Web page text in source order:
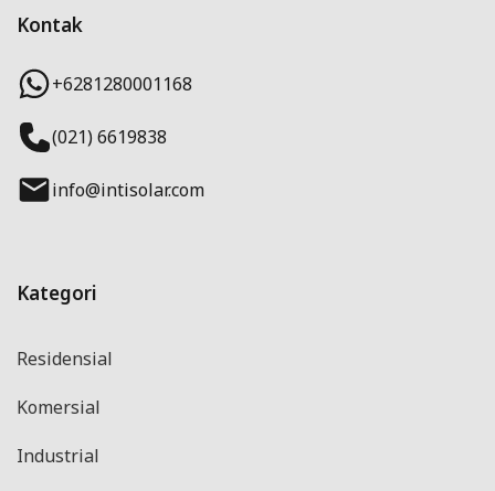
Kontak
+6281280001168
(021) 6619838
info@intisolar.com
Kategori
Residensial
Komersial
Industrial